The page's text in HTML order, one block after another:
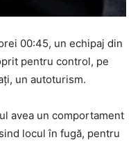
00:45, un echipaj din
pentru control, pe
un autoturism.
avea un comportament
locul în fugă, pentru